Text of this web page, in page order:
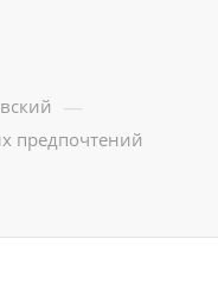
—
предпочтений